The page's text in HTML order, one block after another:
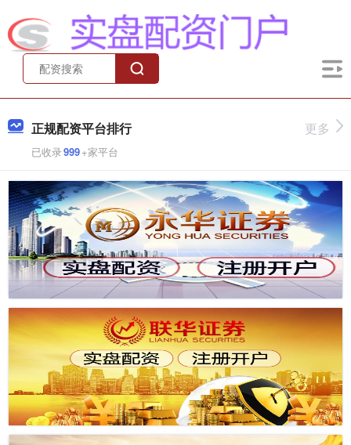
正规配资平台排行
已收录999+家平台
更多